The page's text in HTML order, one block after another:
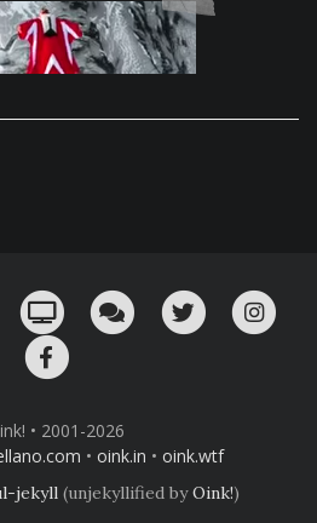
un email!
¡Nuestro canal en Telegram!
Oink! TV Charla con nosotros
Twitter
• 2001-2026
• oink.in • oink.wtf
jekyll (unjekyllified byOink!)